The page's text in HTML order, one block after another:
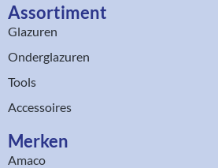
Assortiment​
Glazuren
Onderglazuren
Tools
Accessoires
Merken
Amaco